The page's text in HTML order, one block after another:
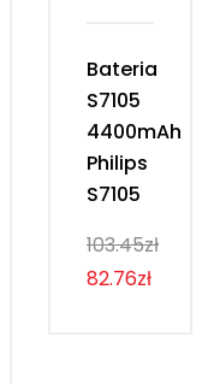
Bateria
S7105
4400mAh
Philips
S7105
103.45zł
82.76zł